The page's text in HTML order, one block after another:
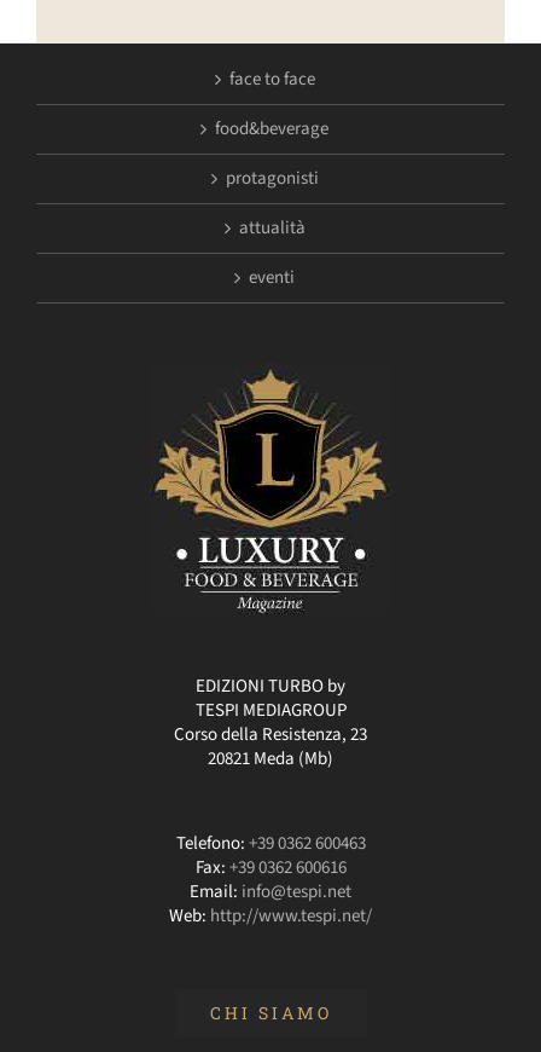
face to face
food&beverage
protagonisti
attualità
eventi
EDIZIONI TURBO by
TESPI MEDIAGROUP
Corso della Resistenza, 23
20821 Meda (Mb)
Telefono:+39 0362 600463
Fax:+39 0362 600616
Email: info@tespi.net
Web: http://www.tespi.net/
CHI SIAMO